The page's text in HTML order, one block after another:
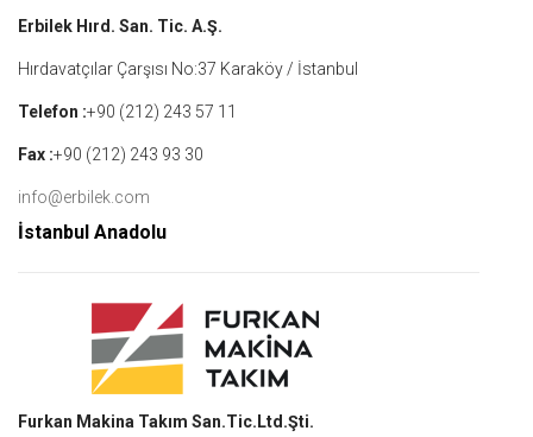
Erbilek Hırd. San. Tic. A.Ş.
Hırdavatçılar Çarşısı No:37 Karaköy / İstanbul
Telefon :+90 (212) 243 57 11
Fax :+90 (212) 243 93 30
info@erbilek.com
İstanbul Anadolu
Furkan Makina Takım San.Tic.Ltd.Şti.